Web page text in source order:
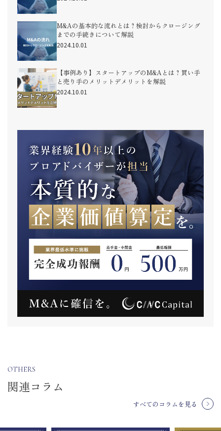
M&Aの基本的な流れとは？検討からクロージング
までの手続きについて解説
2024.10.01
【事例あり】スタートアップのM&Aとは？買い手
と売り手のメリットデメリットを解説
2024.10.01
OTHERS
関連コラム
すべてのコラムを見る